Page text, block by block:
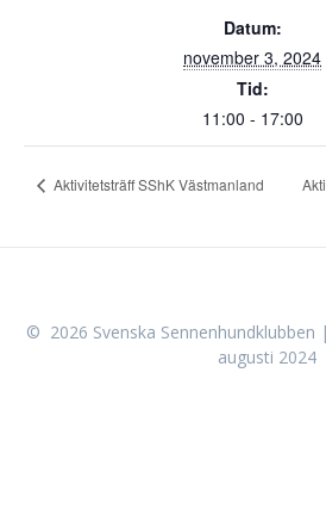
Datum:
november 3, 2024
Tid:
11:00 - 17:00
Aktivitetsträff SShK Västmanland
© 2026 Svenska Sennenhundklubben
augusti 2024